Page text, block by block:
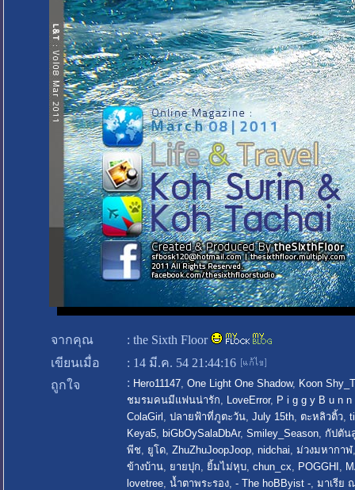
จากคุณ : the Sixth Floor
เขียนเมื่อ
: 14 มี.ค. 54 21:44:16
ถูกใจ
: Hero11147, One Light One Shadow, Koon
ชมรมคนมีแฟนน่ารัก, LoveError, P i g g y B u n n
ColaGirl , ปลายฟ้าที่ภูตะวัน, July 15th, ตะหลิวติ้ว,
Keya5, biGbOySalaDbAr, Smiley_Season, กัปตัน
พีช, ยูโด, ZhuZhuJoopJoop, nidchai, ม่วงมหากาฬ
ข้างบ้าน, ยายปุก, ยิ้มไม่หุบ, chun_cx, POGGHI ,
lovetree, น้ำตาพระรอง, - The hoBByist -, มาเรีย